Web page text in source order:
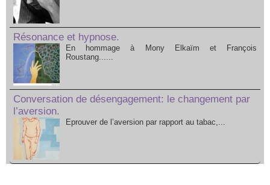
Résonance et hypnose.
En hommage à Mony Elkaïm et François
Roustang......
Conversation de désengagement: le changement par
l’aversion.
Eprouver de l’aversion par rapport au tabac,...